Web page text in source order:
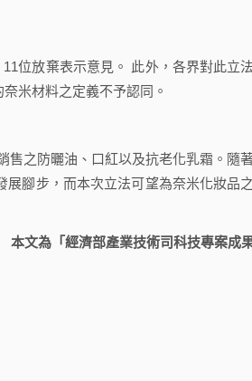
位放棄表示意見。 此外，各界對此立
米材料之定義不予認同。
之防曬油、口紅以及抗老化乳霜。隨
腳步，而本次立法可望為奈米化妝品
本文為「經濟部產業技術司科技專案成果